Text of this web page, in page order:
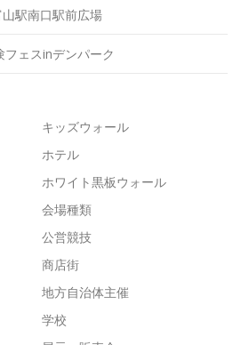
駅南口駅前広場
ェスinデンパーク
キッズウォール
ホテル
ホワイト黒板ウォール
会場種類
公営競技
商店街
地方自治体主催
学校